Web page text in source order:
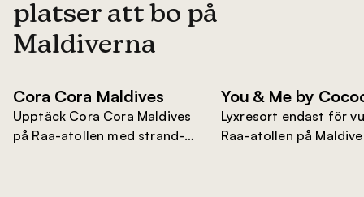
platser att bo på
Maldiverna